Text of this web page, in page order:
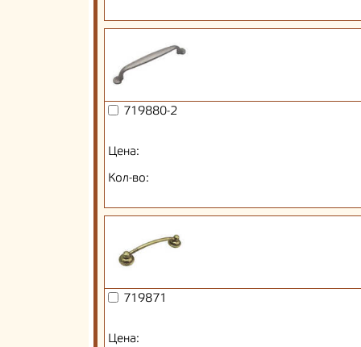
719880-2
Цена:
Кол-во:
719871
Цена: